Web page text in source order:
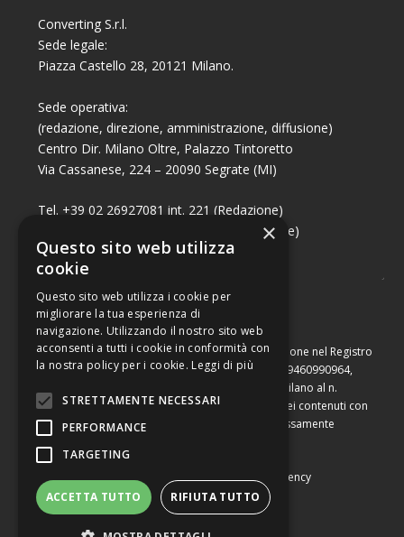
Converting S.r.l.
Sede legale:
Piazza Castello 28, 20121 Milano.
Sede operativa:
(redazione, direzione, amministrazione, diffusione)
Centro Dir. Milano Oltre, Palazzo Tintoretto
Via Cassanese, 224 – 20090 Segrate (MI)
Tel. +39 02 26927081 int. 221 (Redazione)
Tel. +39 02 26927081 int. 224 (Commerciale)
Fax +39 02 26951006
Capitale sociale di Euro 10.000,00 – Numero di iscrizione nel Registro
delle Imprese di Milano, partita Iva e codice fiscale 09460990964,
iscritta al Repertorio Economico Amministrativo di Milano al n.
2091710. È vietata la riproduzione, anche parziale, dei contenuti con
qualsiasi mezzo, compresa la stampa, se non espressamente
Copyright © Converting srl | Privacy Policy|Web Agency
×
Questo sito web utilizza
cookie
Questo sito web utilizza i cookie per
migliorare la tua esperienza di
navigazione. Utilizzando il nostro sito web
acconsenti a tutti i cookie in conformità con
la nostra policy per i cookie. Leggi di più
STRETTAMENTE NECESSARI
PERFORMANCE
TARGETING
ACCETTA TUTTO RIFIUTA TUTTO